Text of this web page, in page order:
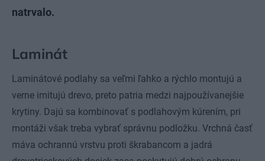
natrvalo.
Laminát
Laminátové podlahy sa veľmi ľahko a rýchlo montujú a
verne imitujú drevo, preto patria medzi najpoužívanejšie
krytiny. Dajú sa kombinovať s podlahovým kúrením, pri
montáži však treba vybrať správnu podložku. Vrchná časť
máva ochrannú vrstvu proti škrabancom a jadrá